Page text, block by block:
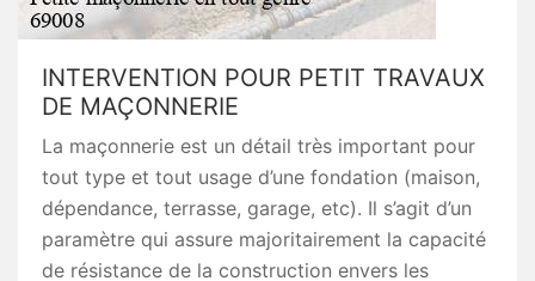
INTERVENTION POUR PETIT TRAVAUX
DE MAÇONNERIE
La maçonnerie est un détail très important pour
tout type et tout usage d’une fondation (maison,
dépendance, terrasse, garage, etc). Il s’agit d’un
paramètre qui assure majoritairement la capacité
de résistance de la construction envers les